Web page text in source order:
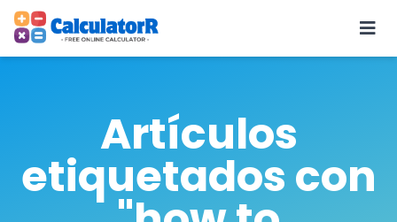
Artículos
etiquetados con